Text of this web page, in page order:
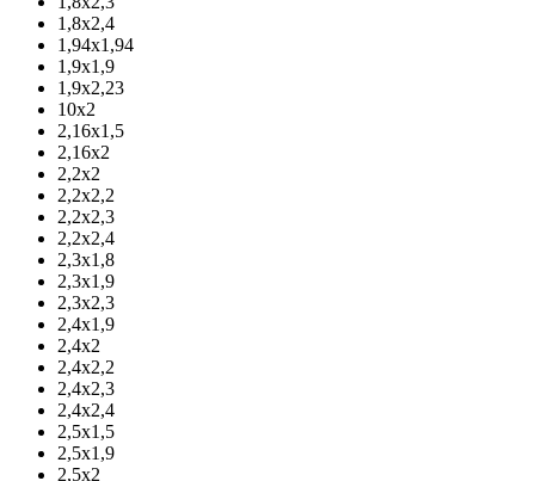
1,8х2,4
1,94х1,94
1,9х1,9
1,9х2,23
10х2
2,16х1,5
2,16х2
2,2х2
2,2х2,2
2,2х2,3
2,2х2,4
2,3х1,8
2,3х1,9
2,3х2,3
2,4х1,9
2,4х2
2,4х2,2
2,4х2,3
2,4х2,4
2,5х1,5
2,5х1,9
2,5х2